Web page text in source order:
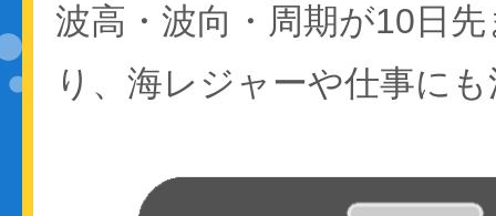
波高・波向・周期が10日
り、海レジャーや仕事に